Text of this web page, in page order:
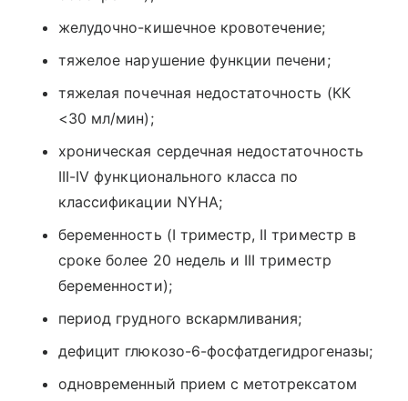
желудочно-кишечное кровотечение;
тяжелое нарушение функции печени;
тяжелая почечная недостаточность (КК
<30 мл/мин);
хроническая сердечная недостаточность
III-IV функционального класса по
классификации NYHA;
беременность (I триместр, II триместр в
сроке более 20 недель и III триместр
беременности);
период грудного вскармливания;
дефицит глюкозо-6-фосфатдегидрогеназы;
одновременный прием с метотрексатом